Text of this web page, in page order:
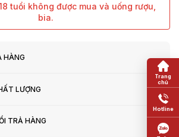
tuổi không được mua và uống rượu,
bia.
HÀNG
LƯỢNG
TRẢ HÀNG